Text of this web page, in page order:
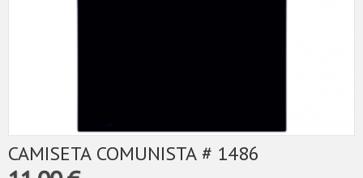
CAMISETA COMUNISTA # 1486